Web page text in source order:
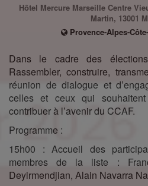
Hôtel Mercure Marseille Centre
Martin, 13001
Provence-Alpes-
Dans le cadre des
Rassembler, construire,
réunion de dialogue et
celles et ceux qui souhaitent
contribuer à l’avenir du CCAF.
Programme :
15h00 : Accueil des
membres de la liste :
Deyirmendjian, Alain Navarra